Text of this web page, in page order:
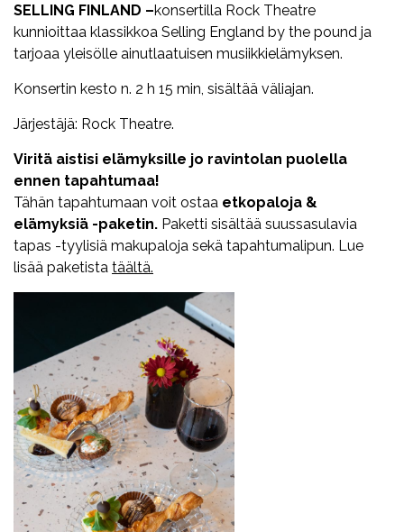
SELLING FINLAND –konsertilla Rock Theatre
kunnioittaa klassikkoa Selling England by the pound ja
tarjoaa yleisölle ainutlaatuisen musiikkielämyksen.
Konsertin kesto n. 2 h 15 min, sisältää väliajan.
Järjestäjä: Rock Theatre.
Viritä aistisi elämyksille jo ravintolan puolella
ennen tapahtumaa!
Tähän tapahtumaan voit ostaa etkopaloja &
elämyksiä -paketin. Paketti sisältää suussasulavia
tapas -tyylisiä makupaloja sekä tapahtumalipun. Lue
lisää paketista täältä.